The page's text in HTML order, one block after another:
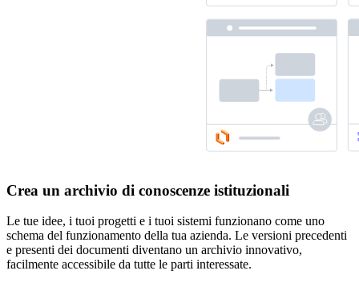
Crea un archivio di conoscenze istituzionali
Le tue idee, i tuoi progetti e i tuoi sistemi funzionano come uno
schema del funzionamento della tua azienda. Le versioni precedenti
e presenti dei documenti diventano un archivio innovativo,
facilmente accessibile da tutte le parti interessate.